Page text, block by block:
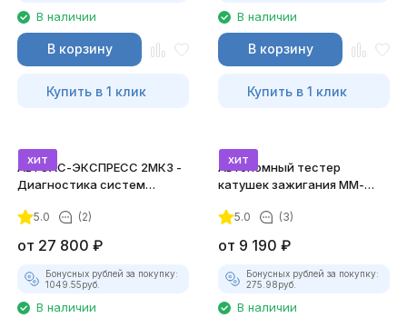
В наличии
В корзину
Купить в 1 клик
В наличии
В корзину
Купить в 1 клик
хит
АВТОАС-ЭКСПРЕСС 2МК3 -
Диагностика систем
5.0 (2)
от 27 800 ₽
Бонусных рублей за покупку:
1049.55руб.
В наличии
хит
Автономный тестер
катушек зажигания ММ-
комплект)
5.0 (3)
от 9 190 ₽
Бонусных рублей за покупку:
275.98руб.
В наличии